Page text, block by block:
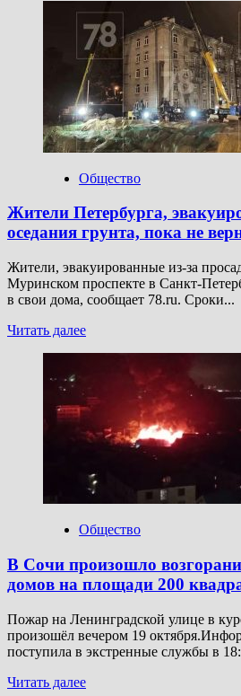
о
В
Чувашии
врачи
спасли
мужчину,
упавшего
в
погреб
на
25-
сантиметровую
трубу
Общество
Жители Петербурга,
оседания грунта, пока не
Жители, эвакуированные из-за
Муринском проспекте в Санкт-
в свои дома, сообщает 78.ru. Сроки...
Читать далееПрочитать
Жители
Петербурга,
эвакуированные
за
грунта,
пока
не
вернулись
в
дома
Общество
В Сочи произошло
домов на площади 200
Пожар на Ленинградской улице в
произошёл вечером 19
поступила в экстренные службы в
Читать далееПрочитать